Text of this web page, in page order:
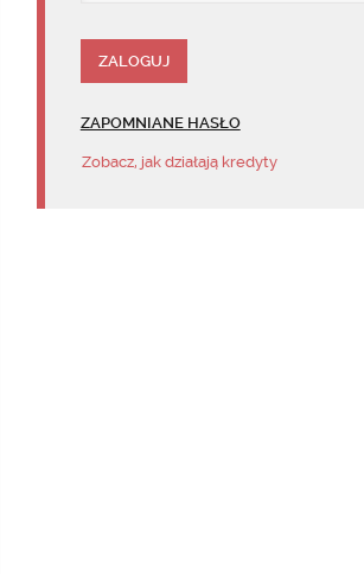
ZAPOMNIANE HASŁO
Zobacz, jak działają kredyty